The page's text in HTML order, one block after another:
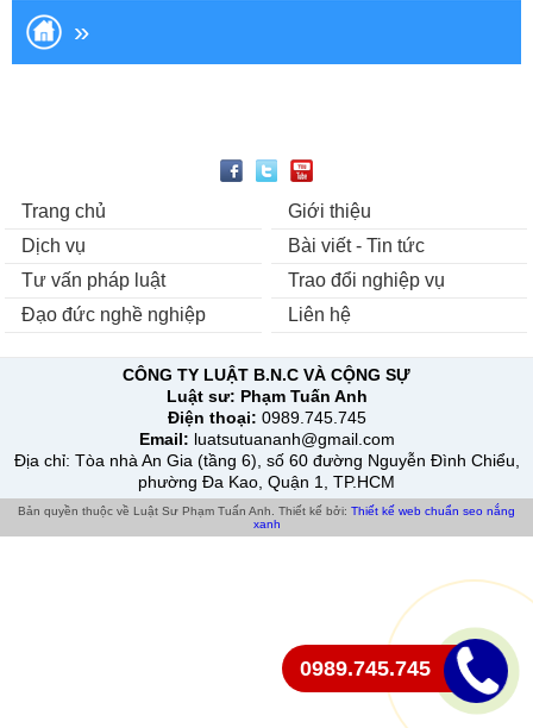
»
Trang chủ
Giới thiệu
Dịch vụ
Bài viết - Tin tức
Tư vấn pháp luật
Trao đổi nghiệp vụ
Đạo đức nghề nghiệp
Liên hệ
CÔNG TY LUẬT B.N.C VÀ CỘNG SỰ
Luật sư: Phạm Tuấn Anh
Điện thoại: 0989.745.745
Email: luatsutuananh@gmail.com
Địa chỉ: Tòa nhà An Gia (tầng 6), số 60 đường Nguyễn Đình Chiểu,
phường Đa Kao, Quận 1, TP.HCM
Bản quyền thuộc về Luật Sư Phạm Tuấn Anh. Thiết kế bởi: Thiết kế web chuẩn seo nắng
xanh
0989.745.745